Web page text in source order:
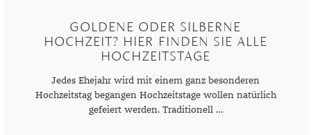
GOLDENE ODER SILBERNE
HOCHZEIT? HIER FINDEN SIE ALLE
HOCHZEITSTAGE
Jedes Ehejahr wird mit einem ganz besonderen
Hochzeitstag begangen Hochzeitstage wollen natürlich
gefeiert werden. Traditionell …